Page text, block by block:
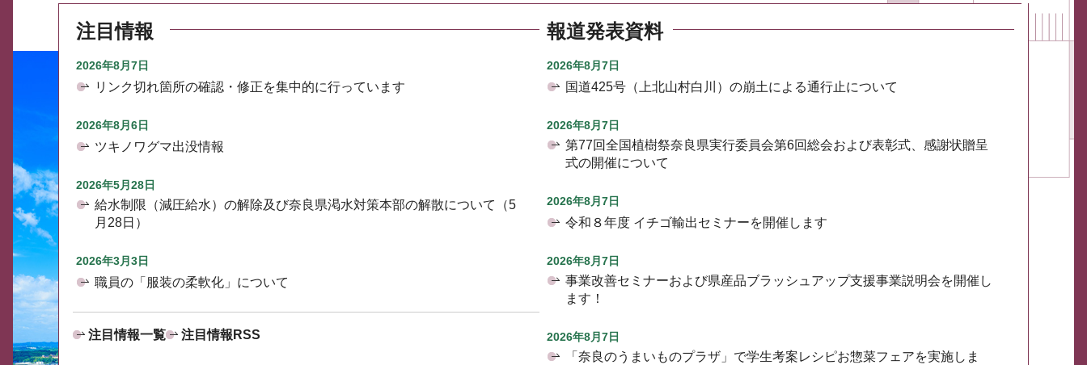
注目情報
2026年8月7日
リンク切れ箇所の確認・修正を集中的に行っています
2026年8月6日
ツキノワグマ出没情報
2026年5月28日
給水制限（減圧給水）の解除及び奈良県渇水対策本部の解散について（5
月28日）
2026年3月3日
職員の「服装の柔軟化」について
注目情報一覧 注目情報RSS
報道発表資料
2026年8月7日
国道425号（上北山村白川）の崩土による通行止について
2026年8月7日
第77回全国植樹祭奈良県実行委員会第6回総会および表彰式、感謝状贈呈
式の開催について
2026年8月7日
令和８年度 イチゴ輸出セミナーを開催します
2026年8月7日
事業改善セミナーおよび県産品ブラッシュアップ支援事業説明会を開催し
ます！
2026年8月7日
「奈良のうまいものプラザ」で学生考案レシピお惣菜フェアを実施しま